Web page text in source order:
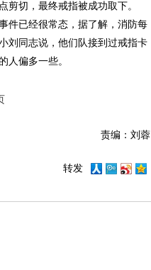
剪切，最终戒指被成功取下。
已经很常态，据了解，消防每
刘同志说，他们队接到过戒指卡
人偏多一些。
责编：刘蓉
转发